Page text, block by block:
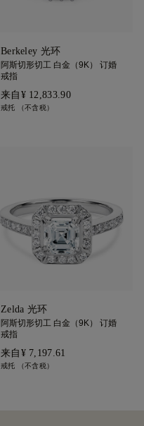
Berkeley 光环
阿斯切形切工 白金（9K） 订婚
戒指
来自 ¥ 12,833.90
戒托 （不含税）
Zelda 光环
阿斯切形切工 白金（9K） 订婚
戒指
来自 ¥ 7,197.61
戒托 （不含税）